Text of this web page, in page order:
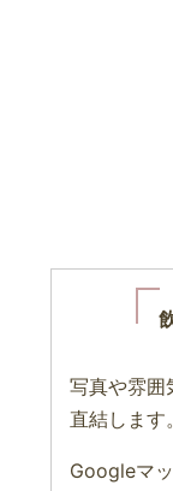
写真や雰囲
直結します。
Googleマ